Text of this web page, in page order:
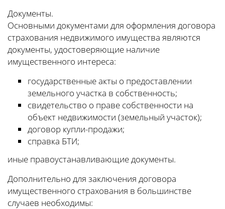
Документы.
Основными документами для оформления договора
страхования недвижимого имущества являются
документы, удостоверяющие наличие
имущественного интереса:
государственные акты о предоставлении
земельного участка в собственность;
свидетельство о праве собственности на
объект недвижимости (земельный участок);
договор купли-продажи;
справка БТИ;
иные правоустанавливающие документы.
Дополнительно для заключения договора
имущественного страхования в большинстве
случаев необходимы: